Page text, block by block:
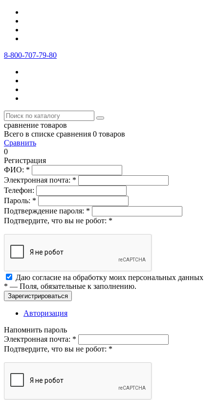
8-800-707-79-80
сравнение товаров
Всего в списке сравнения 0 товаров
Сравнить
0
Регистрация
ФИО: *
Электронная почта: *
Телефон:
Пароль: *
Подтверждение пароля: *
Подтвердите, что вы не робот: *
Даю согласие на обработку моих персональных данных
* — Поля, обязательные к заполнению.
Зарегистрироваться
Авторизация
Напомнить пароль
Электронная почта: *
Подтвердите, что вы не робот: *